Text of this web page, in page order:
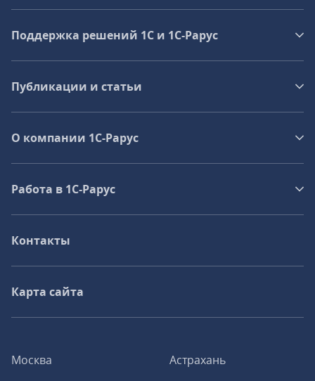
Москва
Астрахань
Поддержка решений 1С и 1С‑Рарус
Публикации и статьи
О компании 1C-Рарус
Работа в 1С‑Рарус
Контакты
Карта сайта